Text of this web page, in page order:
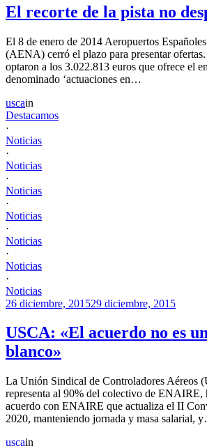
El recorte de la pista no
El 8 de enero de 2014 Aeropuertos
(AENA) cerró el plazo para presentar
optaron a los 3.022.813 euros que ofrece el
denominado ‘actuaciones en…
uscain
Destacamos
·
Noticias
·
Noticias
·
Noticias
·
Noticias
·
Noticias
·
Noticias
·
Noticias
26 diciembre, 201529 diciembre, 2015
USCA: «El acuerdo no es
blanco»
La Unión Sindical de Controladores Aéreos
representa al 90% del colectivo de ENAIRE,
acuerdo con ENAIRE que actualiza el II
2020, manteniendo jornada y masa salarial,
uscain